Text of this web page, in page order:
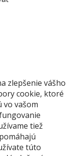
zlepšenie vášho
cookie, ktoré
vašom
tiež
túto